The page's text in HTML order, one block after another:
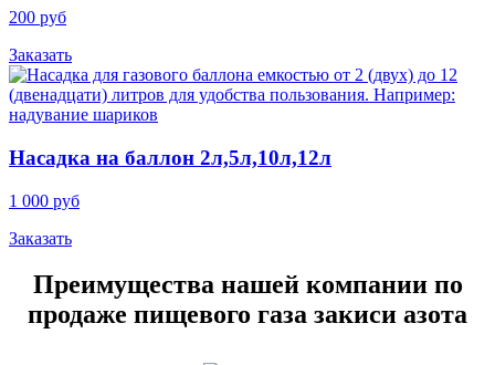
200 руб
Заказать
Насадка на баллон 2л,5л,10л,12л
1 000 руб
Заказать
Преимущества нашей компании по
продаже пищевого газа закиси азота